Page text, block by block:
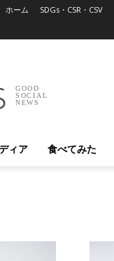
ホーム SDGs・CSR・CSV
GOOD
SOCIAL
NEWS
ィア 食べてみた